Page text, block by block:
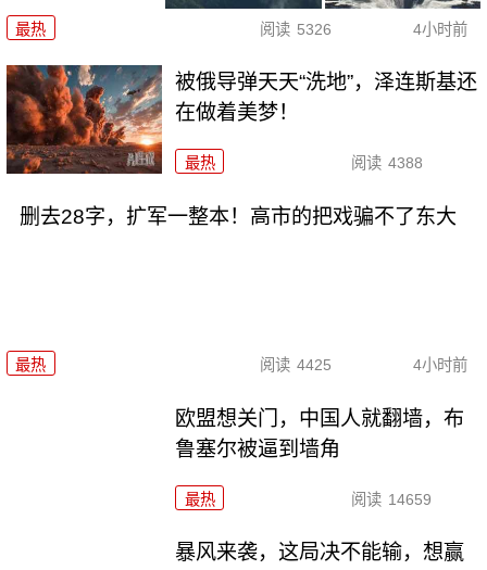
最热 阅读 5326 4小时前
被俄导弹天天“洗地”，泽连斯基还
在做着美梦！
最热 阅读 4388
删去28字，扩军一整本！高市的把戏骗不了东大
最热 阅读 4425 4小时前
欧盟想关门，中国人就翻墙，布
鲁塞尔被逼到墙角
最热 阅读 14659
暴风来袭，这局决不能输，想赢